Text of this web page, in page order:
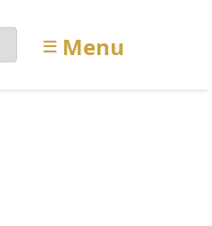
≡ Menu